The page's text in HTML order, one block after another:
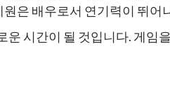
은 배우로서 연기력이 뛰
시간이 될 것입니다. 게임